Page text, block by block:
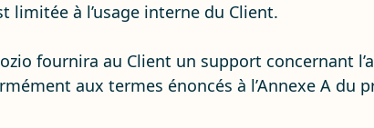
à l’usage interne du Client.
fournira au Client un support concernant
aux termes énoncés à l’Annexe A du